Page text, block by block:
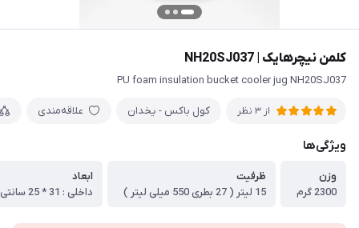
کلمن نیچرهایک | NH20SJ037
PU foam insulation bucket cooler jug NH20SJ037
از 3 نظر کول باکس - یخدان علاقه‌مندی
ویژگی‌ها
وزن
2300 گرم
ظرفیت
15 لیتر ( 27 بطری 550 میلی لیتر )
ابعاد